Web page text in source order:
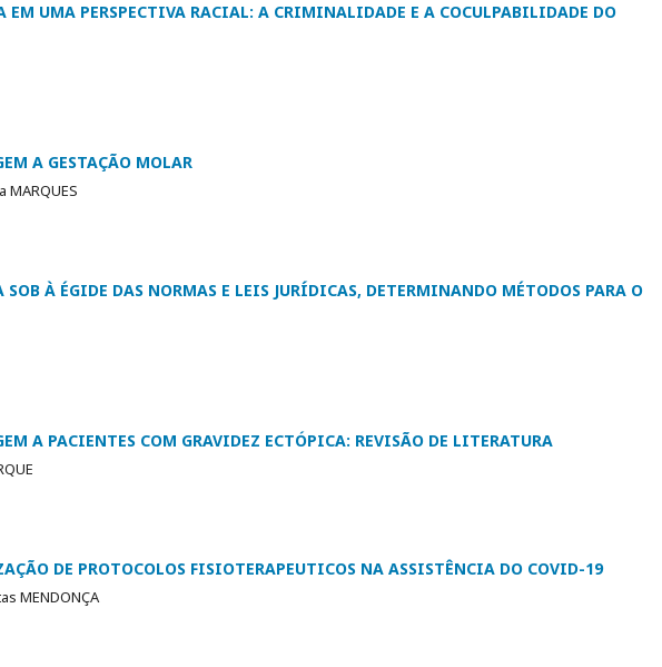
UMA PERSPECTIVA RACIAL: A CRIMINALIDADE E A COCULPABILIDADE DO
A GESTAÇÃO MOLAR
À ÉGIDE DAS NORMAS E LEIS JURÍDICAS, DETERMINANDO MÉTODOS PARA O
A PACIENTES COM GRAVIDEZ ECTÓPICA: REVISÃO DE LITERATURA
DE PROTOCOLOS FISIOTERAPEUTICOS NA ASSISTÊNCIA DO COVID-19
MENDONÇA